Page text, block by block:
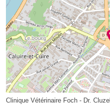
Clinique Vétérinaire Foch - Dr. Cluzel